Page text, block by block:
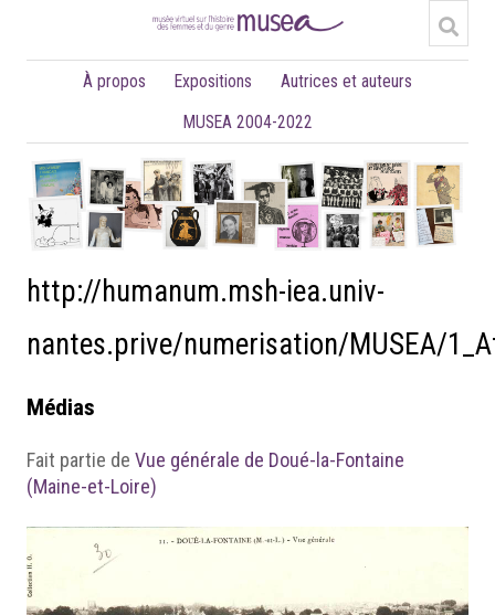
À propos Expositions
Autrices et auteurs
MUSEA 2004-2022
http://humanum.msh-iea.univ-
nantes.prive/numerisation/MUSEA/
Médias
Fait partie de Vue générale de Doué-la-Fontaine
(Maine-et-Loire)